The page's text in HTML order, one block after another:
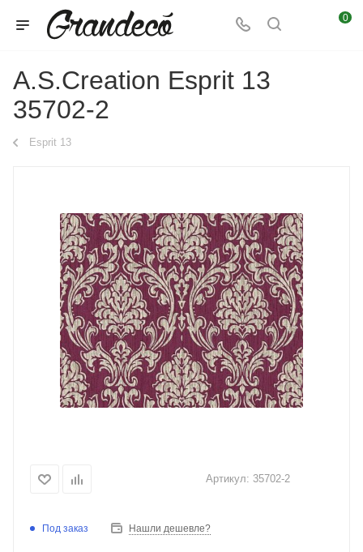
0
A.S.Creation Esprit 13
35702-2
Esprit 13
Артикул: 35702-2
Под заказ Нашли дешевле?